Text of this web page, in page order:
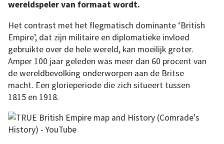
wereldspeler van formaat wordt.
Het contrast met het flegmatisch dominante ‘British
Empire’, dat zijn militaire en diplomatieke invloed
gebruikte over de hele wereld, kan moeilijk groter.
Amper 100 jaar geleden was meer dan 60 procent van
de wereldbevolking onderworpen aan de Britse
macht. Een glorieperiode die zich situeert tussen
1815 en 1918.